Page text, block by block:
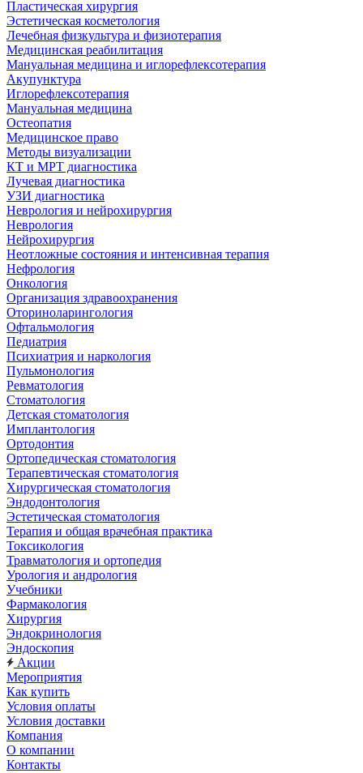
Пластическая хирургия
Эстетическая косметология
Лечебная физкультура и физиотерапия
Медицинская реабилитация
Мануальная медицина и иглорефлексотерапия
Акупунктура
Иглорефлексотерапия
Мануальная медицина
Остеопатия
Медицинское право
Методы визуализации
КТ и МРТ диагностика
Лучевая диагностика
УЗИ диагностика
Неврология и нейрохирургия
Неврология
Нейрохирургия
Неотложные состояния и интенсивная терапия
Нефрология
Онкология
Организация здравоохранения
Оториноларингология
Офтальмология
Педиатрия
Психиатрия и наркология
Пульмонология
Ревматология
Стоматология
Детская стоматология
Имплантология
Ортодонтия
Ортопедическая стоматология
Терапевтическая стоматология
Хирургическая стоматология
Эндодонтология
Эстетическая стоматология
Терапия и общая врачебная практика
Токсикология
Травматология и ортопедия
Урология и андрология
Учебники
Фармакология
Хирургия
Эндокринология
Эндоскопия
Акции
Мероприятия
Как купить
Условия оплаты
Условия доставки
Компания
О компании
Контакты